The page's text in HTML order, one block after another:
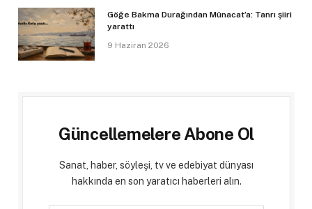
Göğe Bakma Durağından Münacat’a: Tanrı şiiri
yarattı
9 Haziran 2026
Güncellemelere Abone Ol
Sanat, haber, söyleşi, tv ve edebiyat dünyası
hakkında en son yaratıcı haberleri alın.